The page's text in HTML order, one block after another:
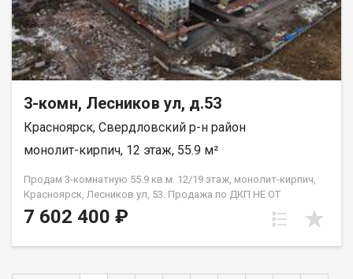
3-комн, Лесников ул, д.53
Красноярск, Свердловский р-н район
монолит-кирпич, 12 этаж, 55.9 м²
Продам 3-комнатную 55.9 кв.м. 12/19 этаж, монолит-кирпич,
Красноярск, Лесников ул, 53. Продажа по ДКП НЕ ОТ
ЗАСТРОЙЩИКА
7 602 400 ₽